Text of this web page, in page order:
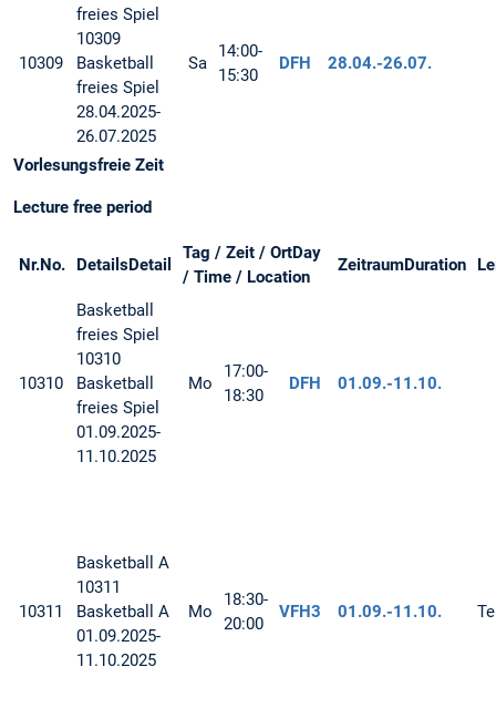
10309
freies Spiel
10309
Basketball
freies Spiel
28.04.2025-
26.07.2025
Sa
14:00-
15:30
DFH 28.04.-26.07.
Vorlesungsfreie Zeit
Lecture free period
Nr.No. DetailsDetail
Tag / Zeit / OrtDay
/ Time / Location
ZeitraumDuration
10310
Basketball
freies Spiel
10310
Basketball
freies Spiel
01.09.2025-
11.10.2025
Mo
17:00-
18:30
DFH 01.09.-11.10.
10311
Basketball A
10311
Basketball A
01.09.2025-
11.10.2025
Mo
18:30-
20:00
VFH3 01.09.-11.10.